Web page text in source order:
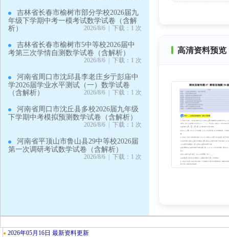
吉林省长春市榆树市部分学校2026届九
年级下学期中考一模考试数学试卷（含解
析）
2026/8/6 | 下载：1 次
吉林省长春市榆树市5中等校2026届中
考第三次学情自测数学试卷（含解析）
2026/8/6 | 下载：1 次
河南省周口市沈邱县李老庄乡亍彭庙中
学2026届学业水平测试（一）数学试卷
（含解析）
2026/8/6 | 下载：1 次
河南省周口市沈丘县多校2026届九年级
下学期中考模拟预测数学试卷（含解析）
2026/8/6 | 下载：1 次
河南省平顶山市鲁山县29中等校2026届
第一次调研考试数学试卷（含解析）
2026/8/6 | 下载：1 次
高清资料预
● 2026年05月16日 最新资料更新